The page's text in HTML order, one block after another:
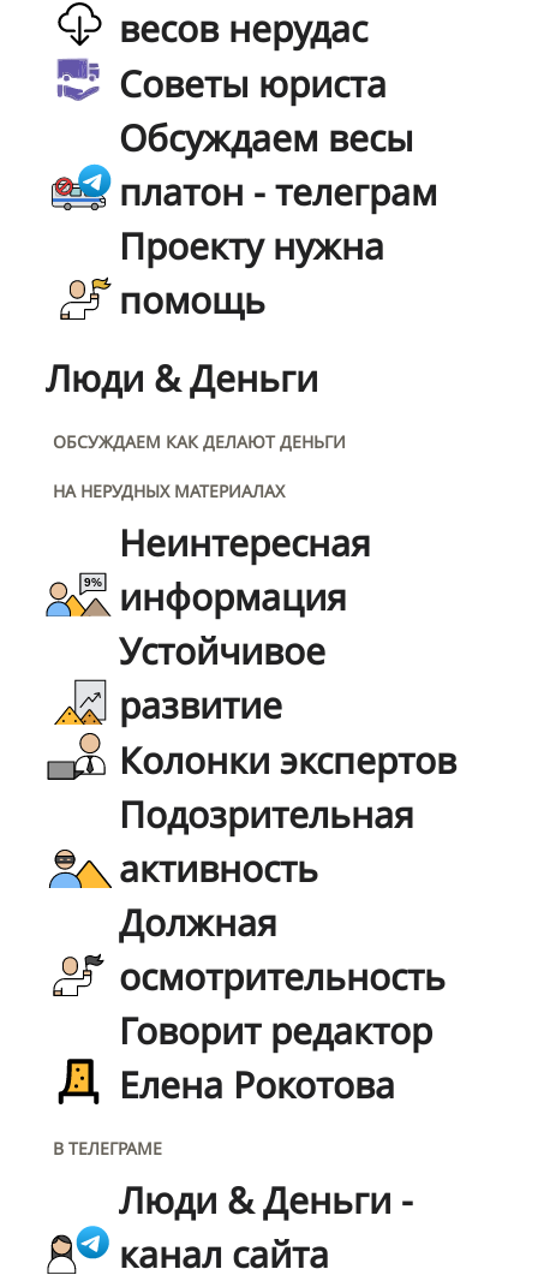
весов нерудас
Советы юриста
Обсуждаем весы
платон - телеграм
Проекту нужна
помощь
Люди & Деньги
ОБСУЖДАЕМ КАК ДЕЛАЮТ ДЕНЬГИ
НА НЕРУДНЫХ МАТЕРИАЛАХ
Неинтересная
информация
Устойчивое
развитие
Колонки экспертов
Подозрительная
активность
Должная
осмотрительность
Говорит редактор
Елена Рокотова
В ТЕЛЕГРАМЕ
Люди & Деньги -
канал сайта